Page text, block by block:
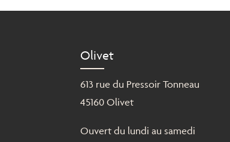
Olivet
613 rue du Pressoir Tonneau
45160 Olivet
Ouvert du lundi au samedi